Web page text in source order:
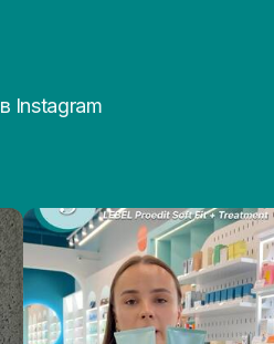
Instagram